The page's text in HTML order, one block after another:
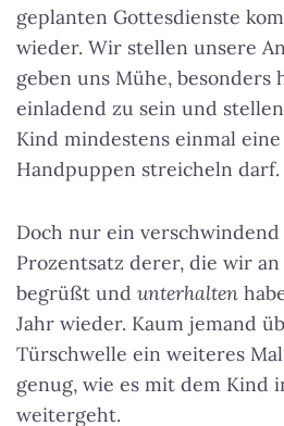
geplanten Gottesdienste
wieder. Wir stellen unsere
geben uns Mühe, besonders
einladend zu sein und
Kind mindestens einmal
Handpuppen streicheln darf.
Doch nur ein
Prozentsatz derer, die wir an
begrüßt und unterhalten
Jahr wieder. Kaum jemand
Türschwelle ein weiteres
genug, wie es mit dem Kind
weitergeht.